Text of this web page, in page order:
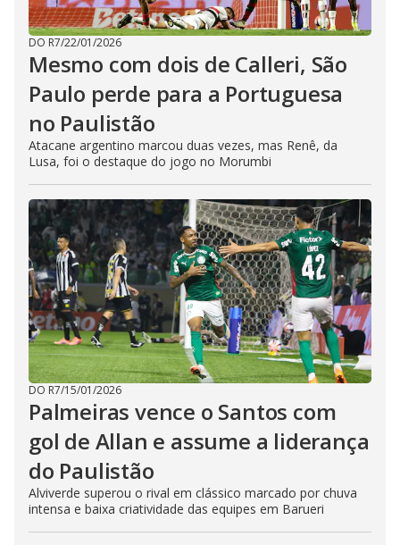
DO R7/22/01/2026
Mesmo com dois de Calleri, São
Paulo perde para a Portuguesa
no Paulistão
Atacane argentino marcou duas vezes, mas Renê, da
Lusa, foi o destaque do jogo no Morumbi
DO R7/15/01/2026
Palmeiras vence o Santos com
gol de Allan e assume a liderança
do Paulistão
Alviverde superou o rival em clássico marcado por chuva
intensa e baixa criatividade das equipes em Barueri